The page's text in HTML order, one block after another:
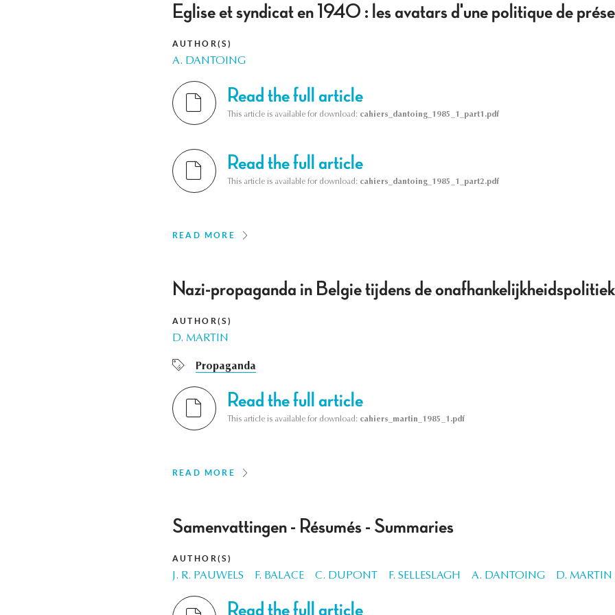
Eglise et syndicat en 1940 : les avatars d'une politique de
AUTHOR(S)
A. DANTOING
Read the full article
This article is available for download: cahiers_dantoing_1985_1_part1.pdf
Read the full article
This article is available for download: cahiers_dantoing_1985_1_part2.pdf
READ MORE
Nazi-propaganda in Belgie tijdens de onafhankelijkheidspolitiek
AUTHOR(S)
D. MARTIN
Propaganda
Read the full article
This article is available for download: cahiers_martin_1985_1.pdf
READ MORE
Samenvattingen - Résumés - Summaries
AUTHOR(S)
J. R. PAUWELS F. BALACE C. DUPONT F. SELLESLAGH A. DANTOING D. MARTIN
Read the full article